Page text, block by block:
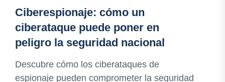
Ciberespionaje: cómo un
ciberataque puede poner en
peligro la seguridad nacional
Descubre cómo los ciberataques de
espionaje pueden comprometer la seguridad